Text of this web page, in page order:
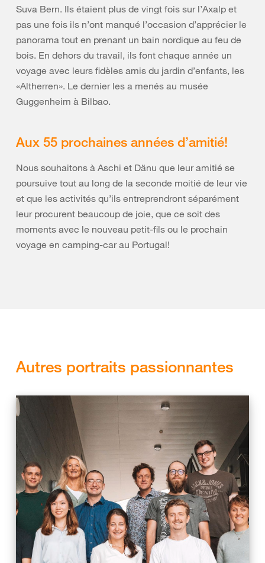
Suva Bern. Ils étaient plus de vingt fois sur l’Axalp et
pas une fois ils n’ont manqué l’occasion d’apprécier le
panorama tout en prenant un bain nordique au feu de
bois. En dehors du travail, ils font chaque année un
voyage avec leurs fidèles amis du jardin d’enfants, les
«Altherren». Le dernier les a menés au musée
Guggenheim à Bilbao.
Aux 55 prochaines années d’amitié!
Nous souhaitons à Aschi et Dänu que leur amitié se
poursuive tout au long de la seconde moitié de leur vie
et que les activités qu’ils entreprendront séparément
leur procurent beaucoup de joie, que ce soit des
moments avec le nouveau petit-fils ou le prochain
voyage en camping-car au Portugal!
Autres portraits passionnantes